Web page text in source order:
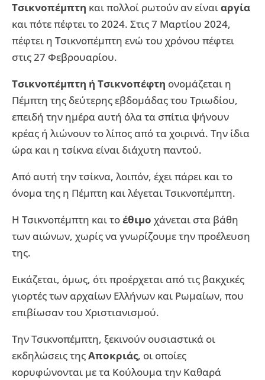
Τσικνοπέμπτη και πολλοί ρωτούν αν είναιαργία
και πότε πέφτει το 2024. Στις 7 Μαρτίου 2024,
πέφτει η Τσικνοπέμπτη ενώ του χρόνου πέφτει
στις 27 Φεβρουαρίου.
Τσικνοπέμπτη ή Τσικνοπέφτη ονομάζεται η
Πέμπτη της δεύτερης εβδομάδας του Τριωδίου,
επειδή την ημέρα αυτή όλα τα σπίτια ψήνουν
κρέας ή λιώνουν το λίπος από τα χοιρινά. Την ίδια
ώρα και η τσίκνα είναι διάχυτη παντού.
Από αυτή την τσίκνα, λοιπόν, έχει πάρει και το
όνομα της η Πέμπτη και λέγεται Τσικνοπέμπτη.
Η Τσικνοπέμπτη και τοέθιμο χάνεται στα βάθη
των αιώνων, χωρίς να γνωρίζουμε την προέλευση
της.
Εικάζεται, όμως, ότι προέρχεται από τις βακχικές
γιορτές των αρχαίων Ελλήνων και Ρωμαίων, που
επιβίωσαν του Χριστιανισμού.
Την Τσικνοπέμπτη, ξεκινούν ουσιαστικά οι
εκδηλώσεις τηςΑποκριάς, οι οποίες
κορυφώνονται με τα Κούλουμα την Καθαρά